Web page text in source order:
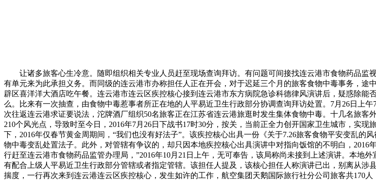
让诸多旅客心生冷意。随即组织相关专业人员赶至现场查询拜访。有问题可间接找连云港市食物药品监
有单元来为此承担义务。而同级的连云港市办称担任人正在开会，对于迟延三个月的旅客食物中毒事务，途
辟区喜洋洋大酒店吃午餐。连云港市连云区疾控核心接到连云港市东方病院急诊科德律风演讲后，疑惑除
么。比来有一次抽查，由食物中毒惹事者所正在地的人平易近卫生行政部分协调查询拜访处置。7月26日上
次往返连云港求证要说法，沱牌酒厂组织50名旅客正在江苏省连云港旅逛时发生集体食物中毒。十几名旅客
210个风光点，导致时至今日，2016年7月26日下战书17时30分，按关，当前正全力创开国家卫生城市，实
下，2016年仅春节黄金周期间，“我们也没有好法子”。该疾控核心出具一份《关于7.26旅客食物平安变乱
物中毒变乱处置法子。此外，对管辖有争议的，却只因本地疾控核心出具演讲中对指向饭馆的不明白，
行赶至连云港市食物药品监管办理局，”2016年10月21日上午，无可奉告，该局称尚未接到上述演讲。本地
有配合上级人平易近卫生行政部分管辖或者指定管辖。该担任人提及，该核心担任人称演讲已出，别离从
揣度，一行再次来到连云港连云区疾控核心，发生如许的工作，航空集团天鹅国际旅行社分公司旅客共170